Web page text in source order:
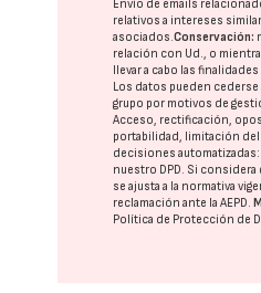
Envío de emails
relativos a intereses
asociados.Conservación:
relación con Ud., o
llevar a cabo las
Los datos pueden cederse
grupo por motivos de
Acceso, rectificación,
portabilidad, limitación
decisiones automatizadas:
nuestro DPD . Si
se ajusta a la normativa
reclamación ante laAEPD .
Política de Protección de